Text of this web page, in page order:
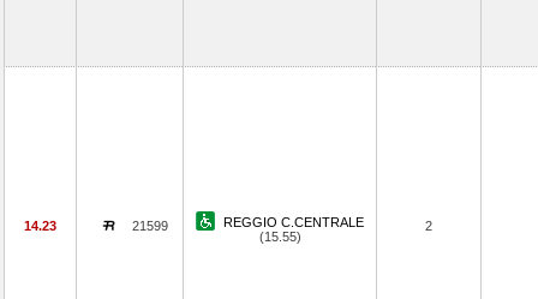
14.23 21599
REGGIO C.CENTRALE
(15.55)
2